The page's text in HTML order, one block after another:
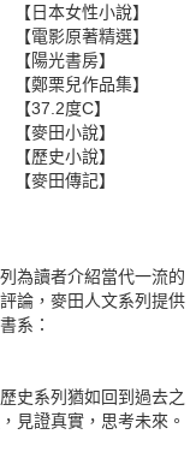
【日本女性小說】
【電影原著精選】
【陽光書房】
【鄭栗兒作品集】
【37.2度C】
【麥田小說】
【歷史小說】
【麥田傳記】
為讀者介紹當代一流的
論，麥田人文系列提供
系：
史系列猶如回到過去之
見證真實，思考未來。